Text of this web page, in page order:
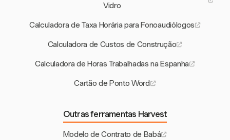
Vidro
Calculadora de Taxa Horária para Fonoaudiólogos
Calculadora de Custos de Construção
Calculadora de Horas Trabalhadas na Espanha
Cartão de Ponto Word
Outras ferramentas Harvest
Modelo de Contrato de Babá